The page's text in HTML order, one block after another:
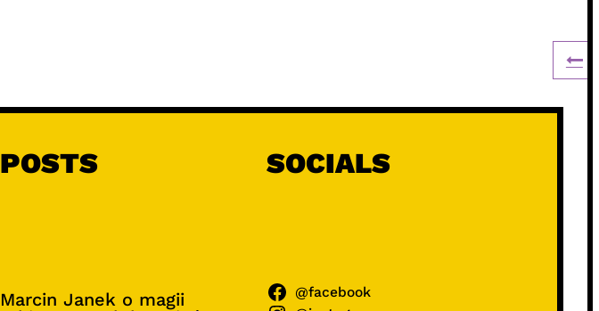
POSTS
Marcin Janek o magii
SOCIALS
@facebook